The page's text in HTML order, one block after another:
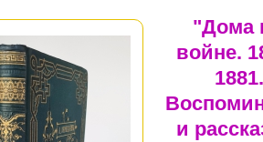
"Дома
войне.
1881.
и